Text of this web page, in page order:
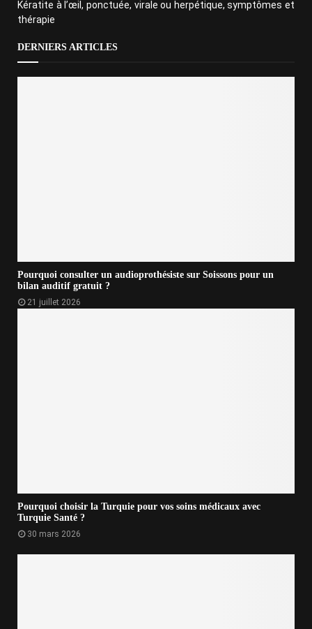
Kératite à l’œil, ponctuée, virale ou herpétique, symptômes et
thérapie
DERNIERS ARTICLES
Pourquoi consulter un audioprothésiste sur Soissons pour un
bilan auditif gratuit ?
21 juillet 2026
Pourquoi choisir la Turquie pour vos soins médicaux avec
Turquie Santé ?
30 mars 2026